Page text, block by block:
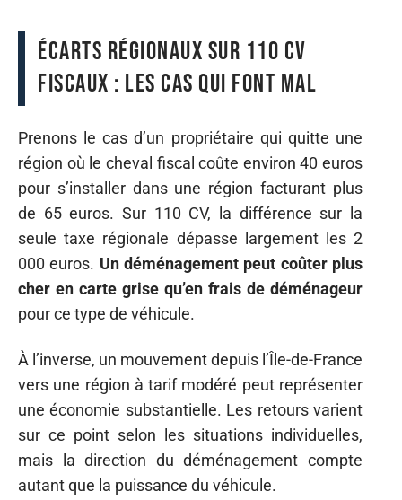
Écarts régionaux sur 110 CV
fiscaux : les cas qui font mal
Prenons le cas d’un propriétaire qui quitte une
région où le cheval fiscal coûte environ 40 euros
pour s’installer dans une région facturant plus
de 65 euros. Sur 110 CV, la différence sur la
seule taxe régionale dépasse largement les 2
000 euros. Un déménagement peut coûter plus
cher en carte grise qu’en frais de déménageur
pour ce type de véhicule.
À l’inverse, un mouvement depuis l’Île-de-France
vers une région à tarif modéré peut représenter
une économie substantielle. Les retours varient
sur ce point selon les situations individuelles,
mais la direction du déménagement compte
autant que la puissance du véhicule.